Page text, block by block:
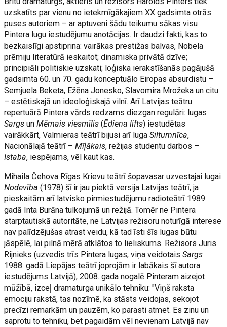
uzskatīts par vienu no ietekmīgākajiem XX gadsimta otrās
puses autoriem – ar aptuveni šādu teikumu sākas visu
Pintera lugu iestudējumu anotācijas. Ir daudzi fakti, kas to
bezkaislīgi apstiprina: vairākas prestižas balvas, Nobela
prēmiju literatūrā ieskaitot; dinamiska privātā dzīve;
principiāli politiskie uzskati; loģiska ierakstīšanās pagājušā
gadsimta 60. un 70. gadu konceptuālo Eiropas absurdistu –
Semjuela Beketa, Ežēna Jonesko, Slavomira Mrožeka un citu
– estētiskajā un ideoloģiskajā vilnī. Arī Latvijas teātru
repertuārā Pintera vārds redzams diezgan regulāri: lugas
SargsunMēmais viesmīlis (Ēdiena lifts) iestudētas
vairākkārt, Valmieras teātrī bijusi arī lugaSiltumnīca,
Nacionālajā teātrī –Mīļākais, režijas studentu darbos –
Istaba, iespējams, vēl kaut kas.
Mihaila Čehova Rīgas Krievu teātrī šopavasar uzvestajai lugai
Nodevība (1978) šī ir jau piektā versija Latvijas teātrī, ja
pieskaitām arī latvisko pirmiestudējumu radioteātrī 1989.
gadā Inta Burāna tulkojumā un režijā. Tomēr ne Pintera
starptautiskā autoritāte, ne Latvijas režisoru noturīgā interese
nav palīdzējušas atrast veidu, kā tad īsti šīs lugas būtu
jāspēlē, lai pilnā mērā atklātos to lieliskums. Režisors Juris
Rijnieks (uzvedis trīs Pintera lugas; viņa veidotaisSargs
1988. gadā Liepājas teātrī joprojām ir labākais šī autora
iestudējums Latvijā), 2008. gada nogalē Pinteram aizejot
mūžībā, izceļ dramaturga unikālo tehniku: "Viņš raksta
emociju rakstā, tas nozīmē, ka stāsts veidojas, sekojot
precīzi remarkām un pauzēm, ko parasti atmet. Es zinu un
saprotu to tehniku, bet pagaidām vēl nevienam Latvijā nav